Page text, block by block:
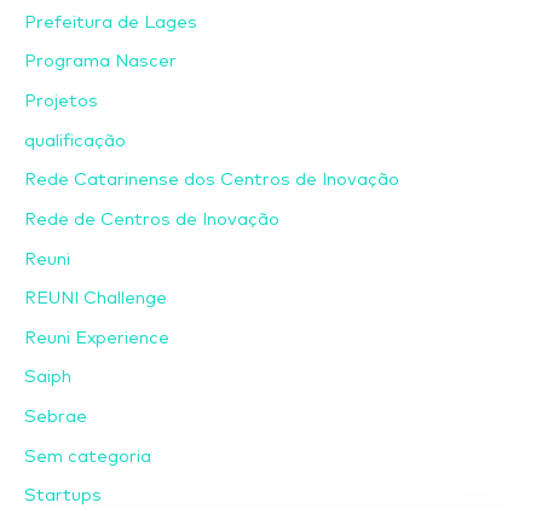
Prefeitura de Lages
Programa Nascer
Projetos
qualificação
Rede Catarinense dos Centros de Inovação
Rede de Centros de Inovação
Reuni
REUNI Challenge
Reuni Experience
Saiph
Sebrae
Sem categoria
Startups